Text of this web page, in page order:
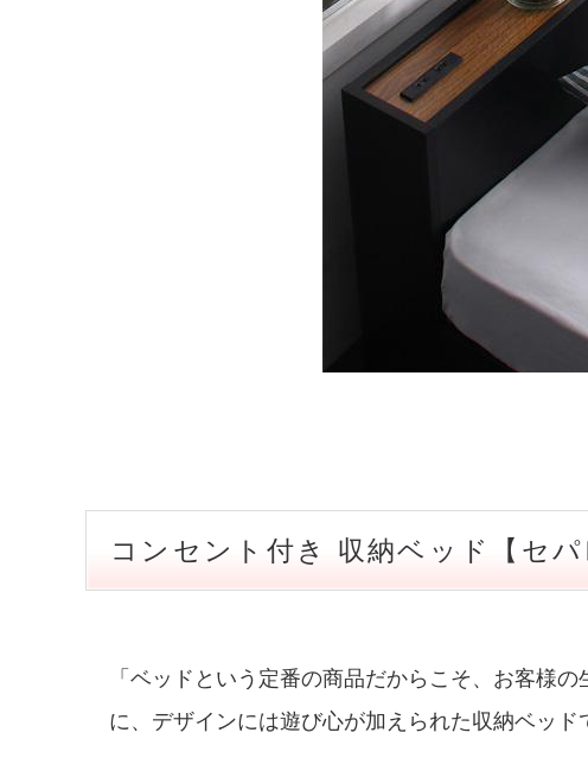
コンセント付き 収納ベッド【セパ
「ベッドという定番の商品だからこそ、お客様
に、デザインには遊び心が加えられた収納ベッド